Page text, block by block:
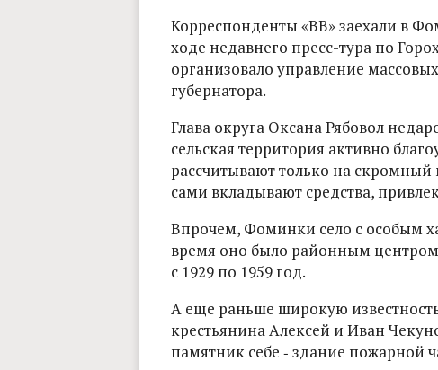
Корреспонденты «ВВ» заехали в
ходе недавнего пресс-тура по
организовало управление
губернатора.
Глава округа Оксана Рябовол
сельская территория активно
рассчитывают только на
сами вкладывают средства,
Впрочем, Фоминки село с особым
время оно было районным
с 1929 по 1959 год.
А еще раньше широкую
крестьянина Алексей и Иван
памятник себе ‑ здание пожарной